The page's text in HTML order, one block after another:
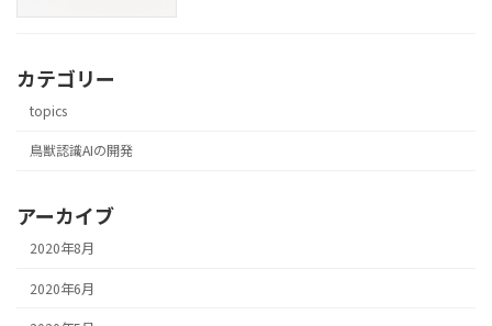
カテゴリー
topics
鳥獣認識AIの開発
アーカイブ
2020年8月
2020年6月